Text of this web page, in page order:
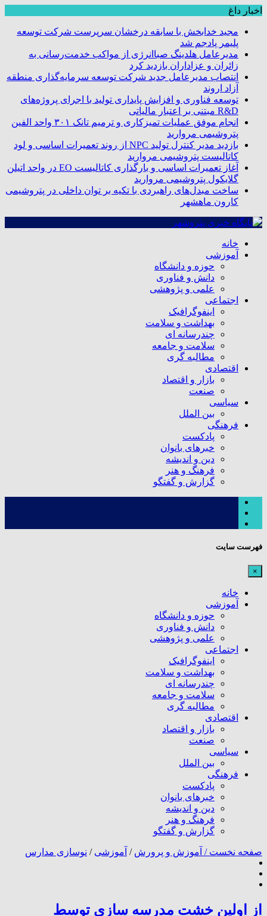
اخبار داغ
مجید خدابخش با سابقه درخشان سرپرست شرکت توسعه
پلیمر پادجم شد
مدیرعامل هلدینگ صباانرژی از مواکب خدمت‌رسانی به
زائران و عزاداران بازدید کرد
انتصاب مدیرعامل جدید شرکت توسعه سرمایه‌گذاری منطقه
آزاد اروند
توسعه فناوری و افزایش پایداری تولید با اجرای پروژه‌های
R&D مبتنی بر اعتبار مالیاتی
انجام موفق عملیات تمیزکاری و ترمیم تانک ۳۰۱ واحد الفین
پتروشیمی مروارید
بازدید مدیر کنترل تولید NPC از روند تعمیرات اساسی و لود
کاتالیست پتروشیمی مروارید
آغاز تعمیرات اساسی و بارگذاری کاتالیست EO در واحد اتیلن
گلایکول پتروشیمی مروارید
ساخت مبدل‌های راهبردی با تکیه بر توان داخلی در پتروشیمی
کارون ماهشهر
خانه
آموزشی
حوزه و دانشگاه
دانش و فناوری
علمی و پژوهشی
اجتماعی
اینفوگرافیک
بهداشت و سلامت
چندرسانه ای
سلامت و جامعه
مطالبه گری
اقتصادی
بازار و اقتصاد
صنعت
سیاسی
بین الملل
فرهنگی
پادکست
خبرهای بانوان
دین و اندیشه
فرهنگ و هنر
گزارش و گفتگو
فهرست سایت
×
خانه
آموزشی
حوزه و دانشگاه
دانش و فناوری
علمی و پژوهشی
اجتماعی
اینفوگرافیک
بهداشت و سلامت
چندرسانه ای
سلامت و جامعه
مطالبه گری
اقتصادی
بازار و اقتصاد
صنعت
سیاسی
بین الملل
فرهنگی
پادکست
خبرهای بانوان
دین و اندیشه
فرهنگ و هنر
گزارش و گفتگو
صفحه نخست / آموزش و پرورش / آموزشی / نوسازی مدارس
از اولین خشت مدرسه سازی توسط